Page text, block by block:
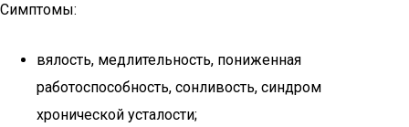
Симптомы:
вялость, медлительность, пониженная
работоспособность, сонливость, синдром
хронической усталости;